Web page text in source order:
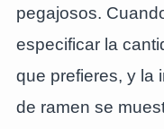
pegajosos.
especificar la
que prefieres, y la
de ramen se